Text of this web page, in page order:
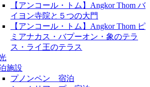
【アンコール・トム】Angkor Thom バ
イヨン寺院と５つの大門
【アンコール・トム】Angkor Thom ピ
ミアナカス・バプーオン・象のテラ
ス・ライ王のテラス
施設
プノンペン 宿泊